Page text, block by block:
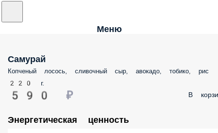
Меню
Самурай
Копченый лосось, сливочный сыр, авокадо, тобико, рис
220 г.
590 ₽ В
Энергетическая ценность